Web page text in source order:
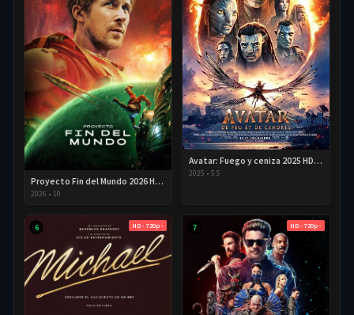
Proyecto Fin del Mundo 2026 HD 720p Latino
2026 • 10
Avatar: Fuego y ceniza 2025 HD 720p Latino
2025 • 5.5
6 HD - 720p - 7 HD - 720p -